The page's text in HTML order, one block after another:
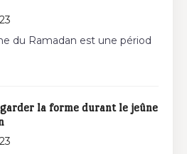
du Ramadan est une périod
la forme durant le jeûne